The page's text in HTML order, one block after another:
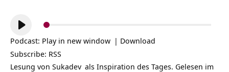
Audio-
Player
Podcast: Play in new window | Download
Subscribe: RSS
Lesung von Sukadev als Inspiration des Tages. Gelesen im